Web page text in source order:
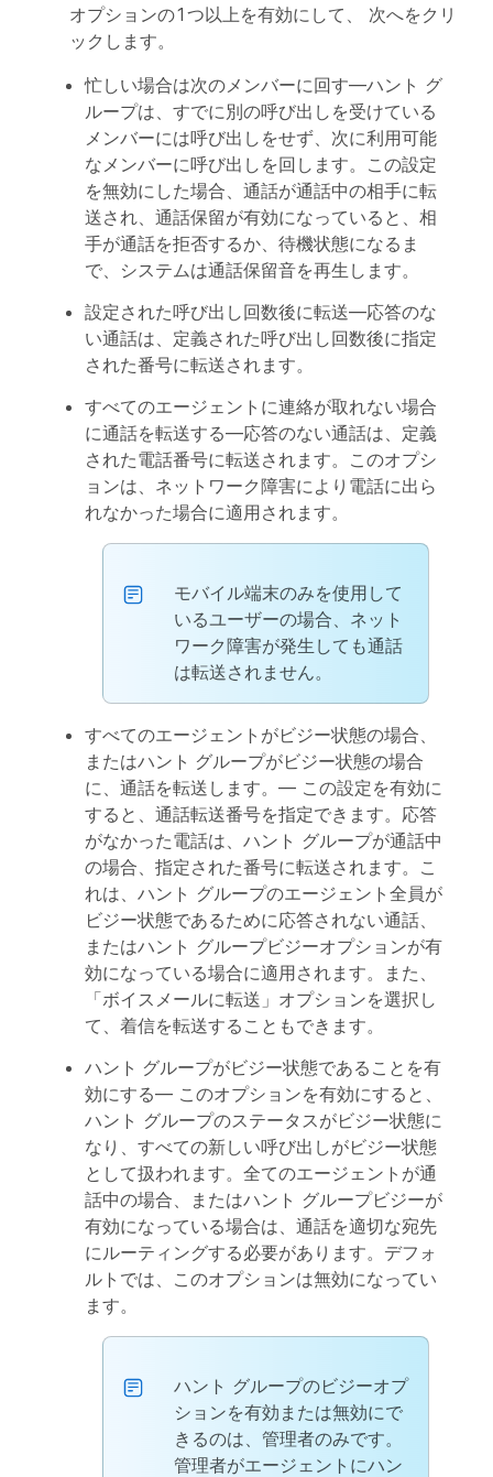
オプションの1つ以上を有効にして、 次へをクリ
ックします。
忙しい場合は次のメンバーに回す—ハント グ
ループは、すでに別の呼び出しを受けている
メンバーには呼び出しをせず、次に利用可能
なメンバーに呼び出しを回します。この設定
を無効にした場合、通話が通話中の相手に転
送され、通話保留が有効になっていると、相
手が通話を拒否するか、待機状態になるま
で、システムは通話保留音を再生します。
設定された呼び出し回数後に転送—応答のな
い通話は、定義された呼び出し回数後に指定
された番号に転送されます。
すべてのエージェントに連絡が取れない場合
に通話を転送する—応答のない通話は、定義
された電話番号に転送されます。このオプシ
ョンは、ネットワーク障害により電話に出ら
れなかった場合に適用されます。
モバイル端末のみを使用して
いるユーザーの場合、ネット
ワーク障害が発生しても通話
は転送されません。
すべてのエージェントがビジー状態の場合、
またはハント グループがビジー状態の場合
に、通話を転送します。 — この設定を有効に
すると、通話転送番号を指定できます。応答
がなかった電話は、ハント グループが通話中
の場合、指定された番号に転送されます。こ
れは、ハント グループのエージェント全員が
ビジー状態であるために応答されない通話、
またはハント グループビジーオプションが有
効になっている場合に適用されます。また、
「ボイスメールに転送」オプションを選択し
て、着信を転送することもできます。
ハント グループがビジー状態であることを有
効にする— このオプションを有効にすると、
ハント グループのステータスがビジー状態に
なり、すべての新しい呼び出しがビジー状態
として扱われます。全てのエージェントが通
話中の場合、またはハント グループビジーが
有効になっている場合は、通話を適切な宛先
にルーティングする必要があります。デフォ
ルトでは、このオプションは無効になってい
ます。
ハント グループのビジーオプ
ションを有効または無効にで
きるのは、管理者のみです。
管理者がエージェントにハン